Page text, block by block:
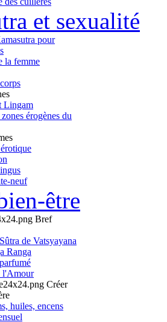
et sexualité
pour
la femme
Lingam
érogènes du
neuf
être
Bref
de Vatsyayana
Ranga
l'Amour
Créer
huiles, encens